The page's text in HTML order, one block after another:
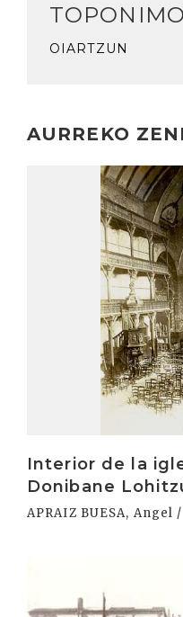
OIARTZUN
AURREKO
Interior de la
Donibane
APRAIZ BUESA, Angel